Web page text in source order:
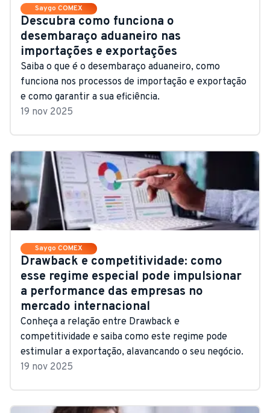
Saygo COMEX
Descubra como funciona o
desembaraço aduaneiro nas
importações e exportações
Saiba o que é o desembaraço aduaneiro, como
funciona nos processos de importação e exportação
e como garantir a sua eficiência.
19 nov 2025
Saygo COMEX
Drawback e competitividade: como
esse regime especial pode impulsionar
a performance das empresas no
mercado internacional
Conheça a relação entre Drawback e
competitividade e saiba como este regime pode
estimular a exportação, alavancando o seu negócio.
19 nov 2025